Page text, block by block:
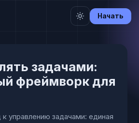
Начать
задачами:
фреймворк для
управлению задачами: единая